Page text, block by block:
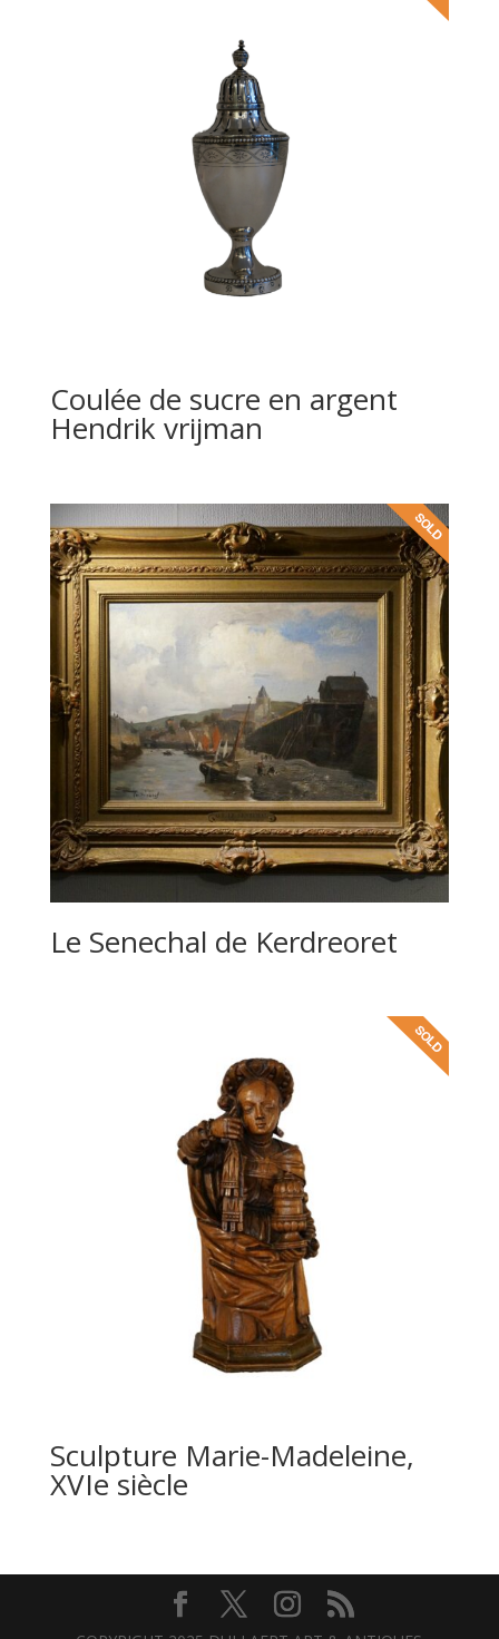
Coulée de sucre en argent
Hendrik vrijman
Le Senechal de Kerdreoret
Sculpture Marie-Madeleine,
XVIe siècle